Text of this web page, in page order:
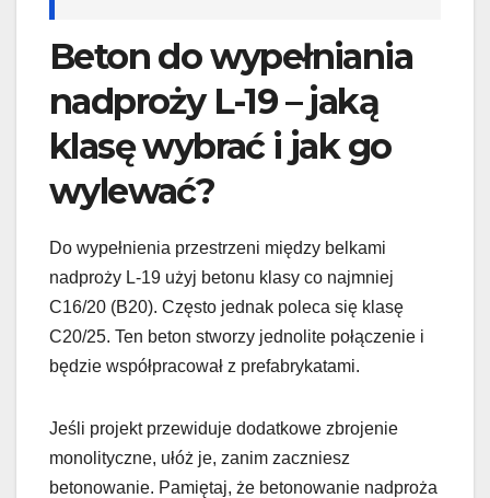
Beton do wypełniania
nadproży L-19 – jaką
klasę wybrać i jak go
wylewać?
Do wypełnienia przestrzeni między belkami
nadproży L-19 użyj betonu klasy co najmniej
C16/20 (B20). Często jednak poleca się klasę
C20/25. Ten beton stworzy jednolite połączenie i
będzie współpracował z prefabrykatami.
Jeśli projekt przewiduje dodatkowe zbrojenie
monolityczne, ułóż je, zanim zaczniesz
betonowanie. Pamiętaj, że betonowanie nadproża